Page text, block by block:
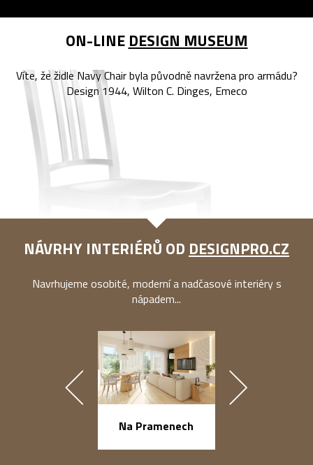
ON-LINE DESIGN MUSEUM
Víte, že židle Navy Chair byla původně navržena pro armádu?
Design 1944, Wilton C. Dinges, Emeco
NÁVRHY INTERIÉRŮ OD DESIGNPRO.CZ
Navrhujeme osobité, moderní a nadčasové interiéry s
nápadem...
Na Pramenech